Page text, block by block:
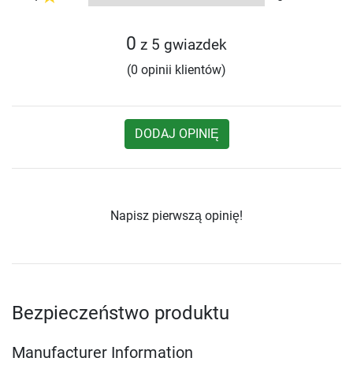
0 z 5 gwiazdek
(0 opinii klientów)
DODAJ OPINIĘ
Napisz pierwszą opinię!
Bezpieczeństwo produktu
Manufacturer Information